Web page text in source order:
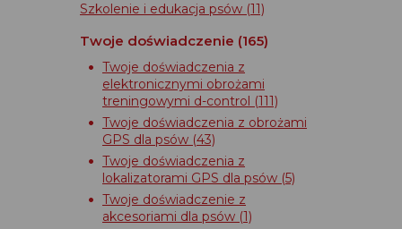
Szkolenie i edukacja psów (11)
Twoje doświadczenie (165)
Twoje doświadczenia z
elektronicznymi obrożami
treningowymi d-control (111)
Twoje doświadczenia z obrożami
GPS dla psów (43)
Twoje doświadczenia z
lokalizatorami GPS dla psów (5)
Twoje doświadczenie z
akcesoriami dla psów (1)